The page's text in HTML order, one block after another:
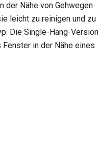
der Nähe von Gehwegen
leicht zu reinigen und zu
Die Single-Hang-Version
in der Nähe eines